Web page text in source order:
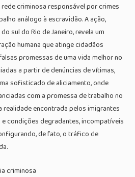
criminosa responsável por crimes
análogo à escravidão. A ação,
sul do Rio de Janeiro, revela um
humana que atinge cidadãos
promessas de uma vida melhor no
a partir de denúncias de vítimas,
sofisticado de aliciamento, onde
com a promessa de trabalho no
realidade encontrada pelos imigrantes
condições degradantes, incompatíveis
de fato, o tráfico de
criminosa